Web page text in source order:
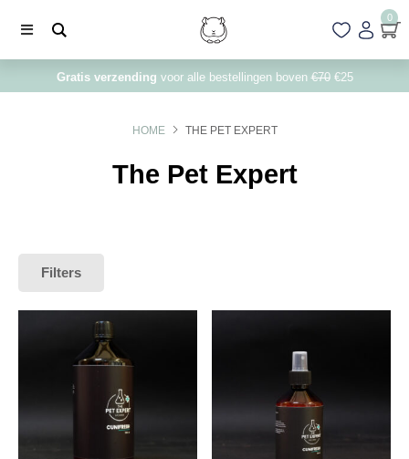
0
Gratis verzending voor alle bestellingen boven€70€25
HOME THE PET EXPERT
The Pet Expert
Filters